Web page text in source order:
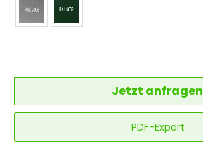
Jetzt anfragen
PDF-Export